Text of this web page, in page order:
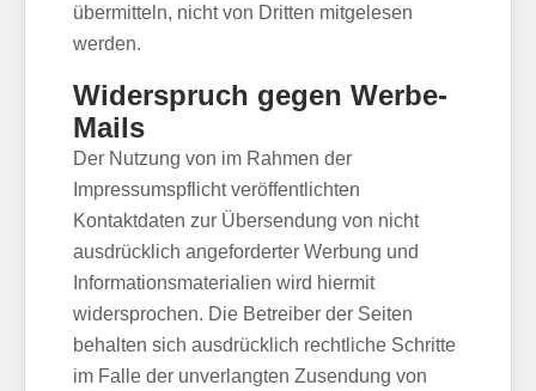
übermitteln, nicht von Dritten mitgelesen
werden.
Widerspruch gegen Werbe-
Mails
Der Nutzung von im Rahmen der
Impressumspflicht veröffentlichten
Kontaktdaten zur Übersendung von nicht
ausdrücklich angeforderter Werbung und
Informationsmaterialien wird hiermit
widersprochen. Die Betreiber der Seiten
behalten sich ausdrücklich rechtliche Schritte
im Falle der unverlangten Zusendung von